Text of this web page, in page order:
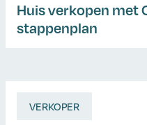
Huis verkopen met
stappenplan
VERKOPER